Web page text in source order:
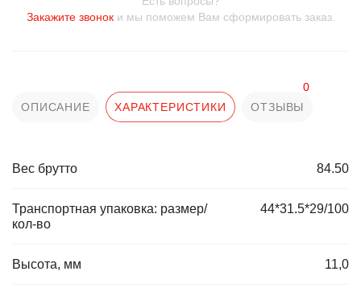
Закажите звоноки мы поможем Вам сформировать заказ.
ОПИСАНИЕ ХАРАКТЕРИСТИКИ ОТЗЫВЫ
0
Вес брутто 84.50
Транспортная упаковка: размер/
кол-во
44*31.5*29/100
Высота, мм 11,0